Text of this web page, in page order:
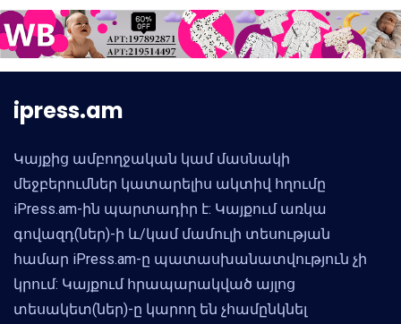
ipress.am
Կայքից ամբողջական կամ մասնակի
մեջբերումներ կատարելիս ակտիվ հղումը
iPress.am-ին պարտադիր է: Կայքում առկա
գովազդ(ներ)-ի և/կամ մամուլի տեսության
համար iPress.am-ը պատասխանատվություն չի
կրում: Կայքում հրապարակված այլոց
տեսակետ(ներ)-ը կարող են չհամընկնել